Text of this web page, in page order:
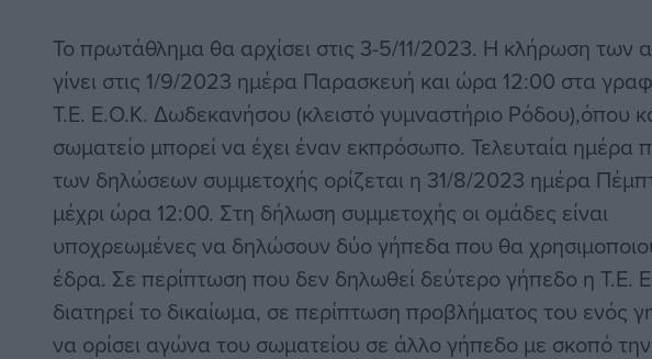
Το πρωτάθλημα θα αρχίσει στις 3-5/11/2023. Η κλήρωση των
γίνει στις 1/9/2023 ημέρα Παρασκευή και ώρα 12:00 στα
Τ.Ε. Ε.Ο.Κ. Δωδεκανήσου (κλειστό γυμναστήριο Ρόδου),όπου
σωματείο μπορεί να έχει έναν εκπρόσωπο. Τελευταία ημέρα
των δηλώσεων συμμετοχής ορίζεται η 31/8/2023 ημέρα
μέχρι ώρα 12:00. Στη δήλωση συμμετοχής οι ομάδες είναι
υποχρεωμένες να δηλώσουν δύο γήπεδα που θα
έδρα. Σε περίπτωση που δεν δηλωθεί δεύτερο γήπεδο η Τ.Ε.
διατηρεί το δικαίωμα, σε περίπτωση προβλήματος του ενός
να ορίσει αγώνα του σωματείου σε άλλο γήπεδο με σκοπό